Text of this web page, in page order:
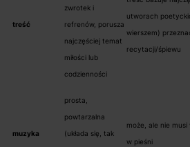
treść
zwrotek i
refrenów, porusza
najczęściej temat
miłości lub
codzienności
utworach
wierszem)
recytacji/śpiewu
muzyka
prosta,
powtarzalna
(układa się, tak
może, ale nie
w pieśni